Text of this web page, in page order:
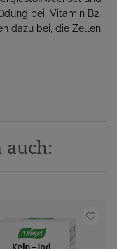
bei. Vitamin B2
dazu bei, die Zellen